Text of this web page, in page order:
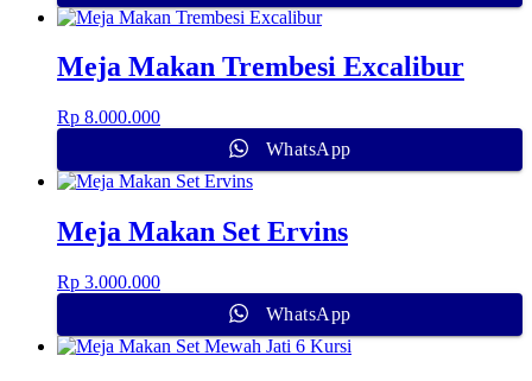
Meja Makan Trembesi Excalibur
Rp 8.000.000
WhatsApp
Meja Makan Set Ervins
Rp 3.000.000
WhatsApp